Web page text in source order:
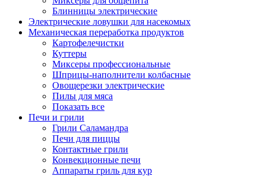
Блинницы электрические
Электрические ловушки для насекомых
Механическая переработка продуктов
Картофелечистки
Куттеры
Миксеры профессиональные
Шприцы-наполнители колбасные
Овощерезки электрические
Пилы для мяса
Показать все
Печи и грили
Грили Саламандра
Печи для пиццы
Контактные грили
Конвекционные печи
Аппараты гриль для кур